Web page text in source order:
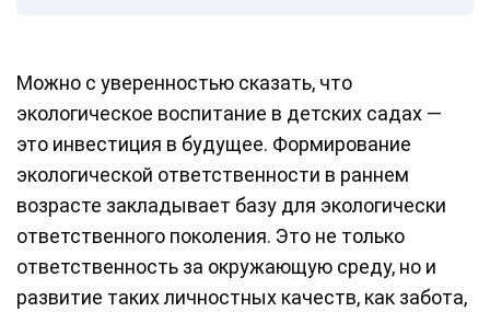
Можно с уверенностью сказать, что
экологическое воспитание в детских садах —
это инвестиция в будущее. Формирование
экологической ответственности в раннем
возрасте закладывает базу для экологически
ответственного поколения. Это не только
ответственность за окружающую среду, но и
развитие таких личностных качеств, как забота,